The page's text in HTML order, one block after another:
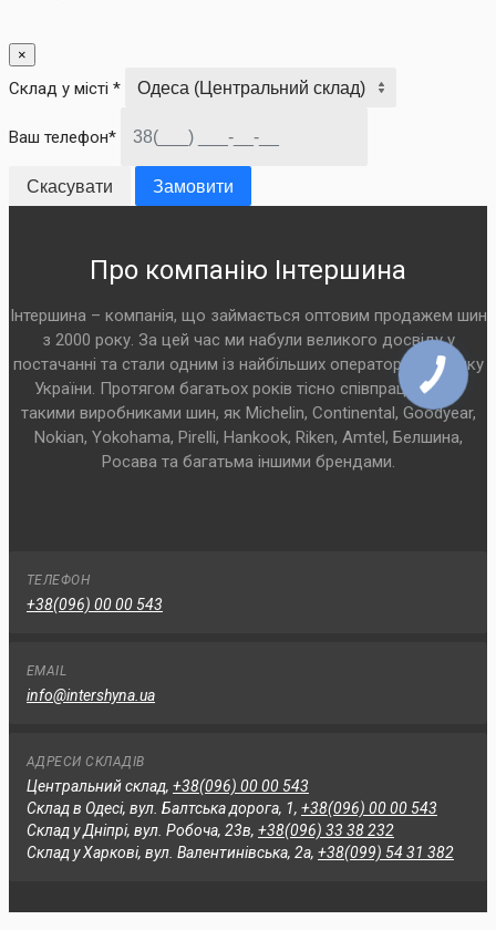
×
Склад у місті *
Ваш телефон*
Скасувати Замовити
Про компанію Інтершина
Інтершина – компанія, що займається оптовим продажем шин
з 2000 року. За цей час ми набули великого досвіду у
постачанні та стали одним із найбільших операторів на ринку
України. Протягом багатьох років тісно співпрацюємо з
такими виробниками шин, як Michelin, Continental, Goodyear,
Nokian, Yokohama, Pirelli, Hankook, Riken, Amtel, Белшина,
Росава та багатьма іншими брендами.
ТЕЛЕФОН
+38(096) 00 00 543
EMAIL
info@intershyna.ua
АДРЕСИ СКЛАДІВ
Центральний склад, +38(096) 00 00 543
Склад в Одесі, вул. Балтська дорога, 1, +38(096) 00 00 543
Склад у Дніпрі, вул. Робоча, 23в, +38(096) 33 38 232
Склад у Харкові, вул. Валентинівська, 2а, +38(099) 54 31 382